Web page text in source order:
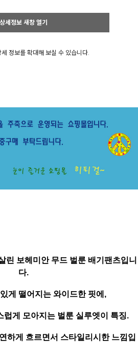
상세정보 새창 열기
세 정보를 확대해 보실 수 있습니다.
린 보헤미안 무드 벌룬 배기팬츠입니
다.
게 떨어지는 와이드한 핏에,
럽게 모아지는 벌룬 실루엣이 특징.
하게 흐르면서 스타일리시한 느낌입